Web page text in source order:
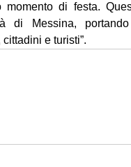
di festa.
di Messina,
e turisti”.